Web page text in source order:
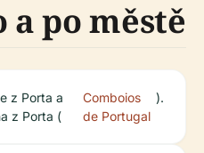
a po městě
z Porta a
z Porta (
Comboios
de Portugal
).